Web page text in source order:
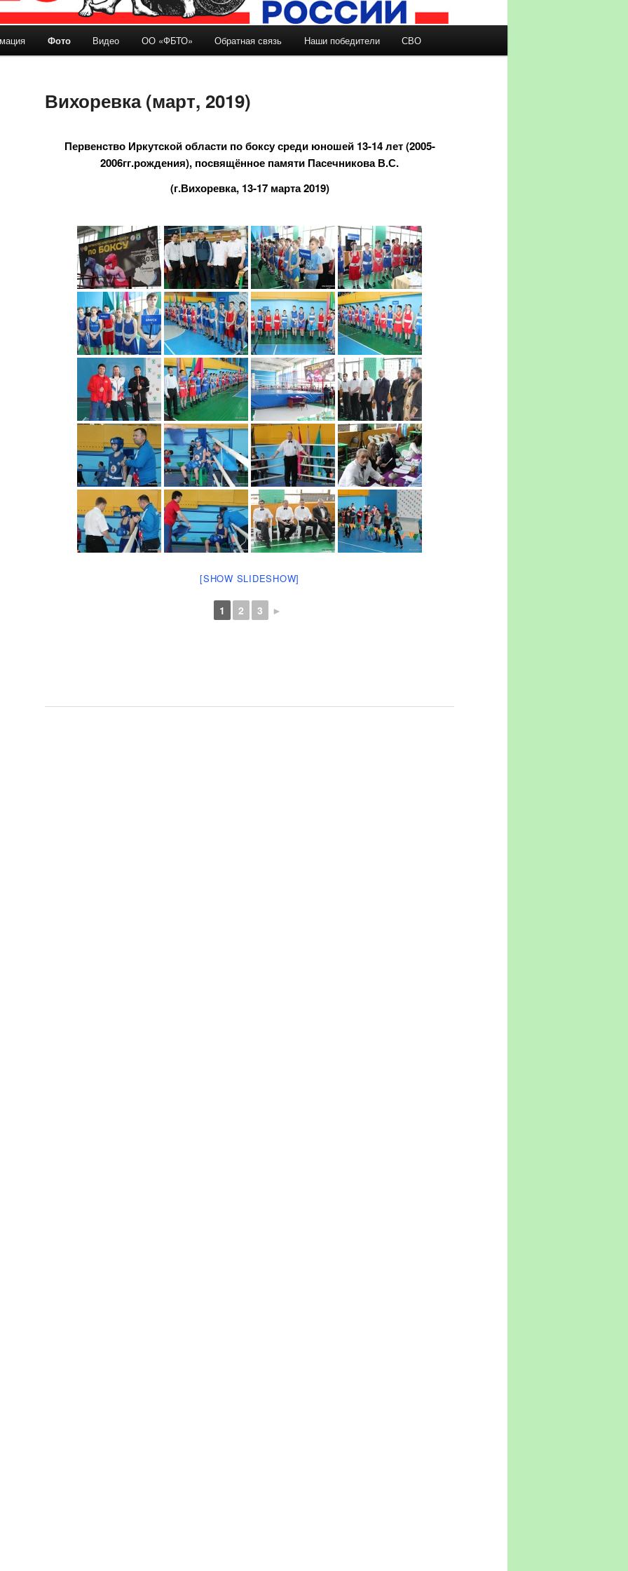
Фото Видео ОО «ФБТО» Обратная связь Наши победители СВО
Вихоревка (март, 2019)
Первенство Иркутской области по боксу среди юношей 13-14 лет (2005-
2006гг.рождения), посвящённое памяти Пасечникова В.С.
(г.Вихоревка, 13-17 марта 2019)
[SHOW SLIDESHOW]
1 2 3 ►